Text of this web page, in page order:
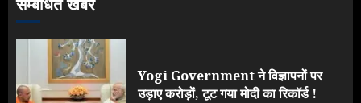
सम्बंधित खबर
Yogi Government ने विज्ञापनों पर
उड़ाए करोड़ों, टूट गया मोदी का रिकॉर्ड !
4